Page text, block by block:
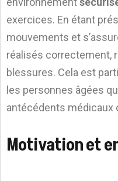
exercices. En étant
mouvements et
réalisés correctement,
blessures. Cela est
les personnes âgées
antécédents médicaux
Motivation et